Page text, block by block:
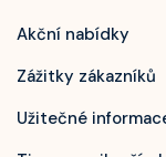
Akční nabídky
Zážitky zákazníků
Užitečné